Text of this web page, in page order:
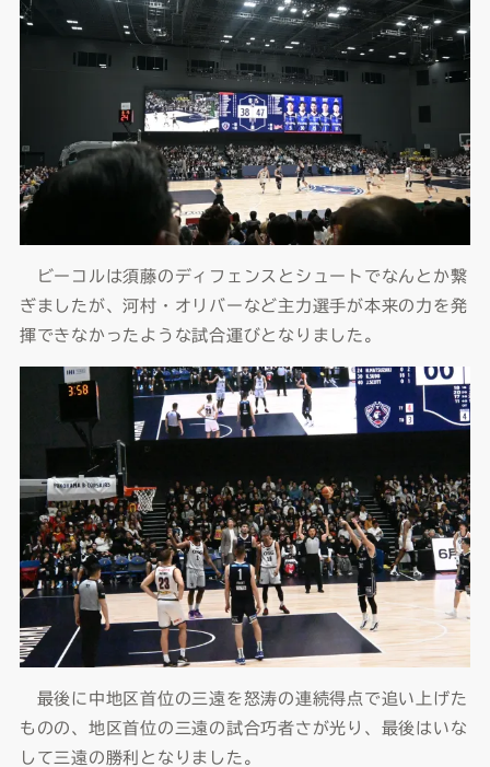
ビーコルは須藤のディフェンスとシュートでなんとか繋
ぎましたが、河村・オリバーなど主力選手が本来の力を発
揮できなかったような試合運びとなりました。
最後に中地区首位の三遠を怒涛の連続得点で追い上げた
ものの、地区首位の三遠の試合巧者さが光り、最後はいな
して三遠の勝利となりました。